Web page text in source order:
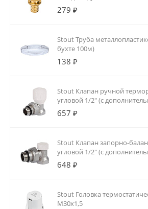
аксиальный
279 ₽
Stout Труба
бухте 100м)
138 ₽
Stout Клапан ручной
угловой 1/2" (с
уплотнением)
657 ₽
Stout Клапан запорно-
угловой 1/2" (с
уплотнением)
648 ₽
Stout Головка
M30x1,5